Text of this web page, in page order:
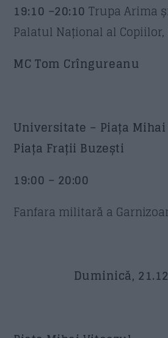
19:10 –20:10 Trupa Arima
Palatul Național al
MC Tom Crîngureanu
Universitate – Piața
Piața Frații Buzești
19:00 – 20:00
Fanfara militară a
Duminică,